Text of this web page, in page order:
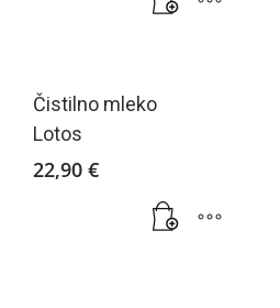
Čistilno mleko
Lotos
22,90 €